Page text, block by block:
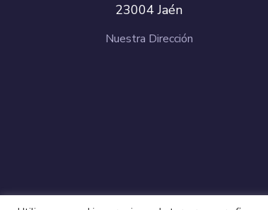
23004 Jaén
Nuestra Dirección